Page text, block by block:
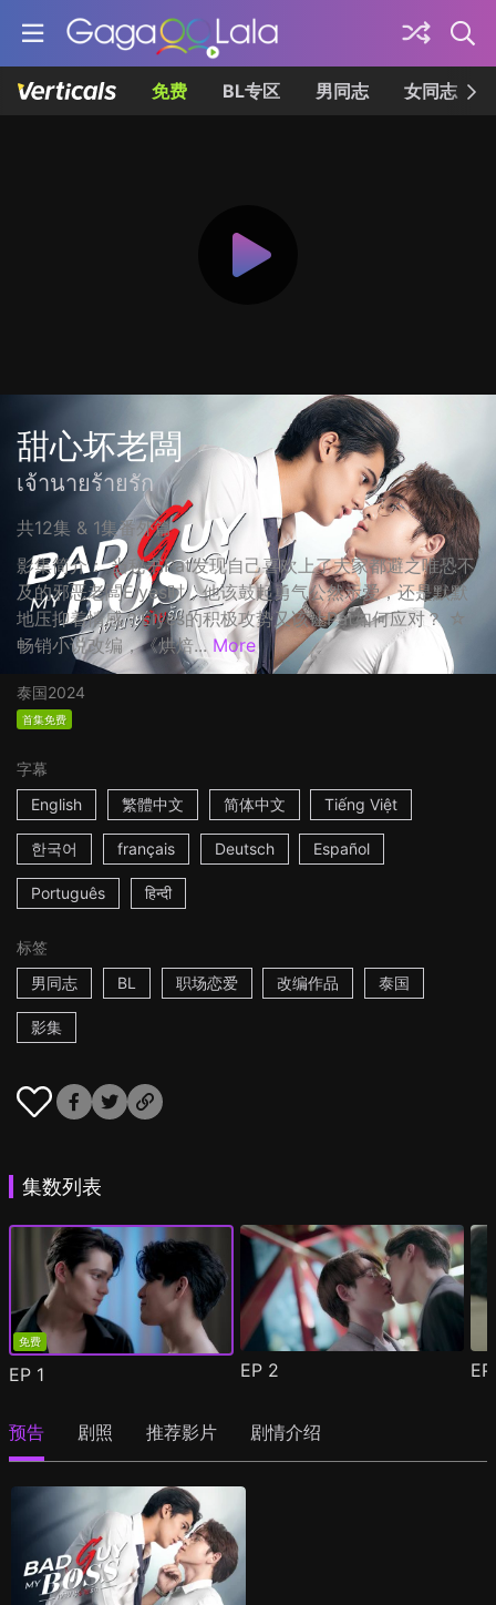
免费 BL专区 男同志 女同志
甜心坏老闆
เจ้านายร้ายรัก
共12集 & 1集番外篇
影集简介： 当秘书Pat发现自己喜欢上了大家都避之唯恐不
及的邪恶老闆Elyes时，他该鼓起勇气公然示爱，还是默默
地压抑着情感？Elyes的积极攻势又该让Pat如何应对？ ☆
畅销小说改编，《烘焙... More
泰国2024
首集免费
字幕
English
繁體中文 简体中文 Tiếng Việt
한국어 français Deutsch Español
Português हिन्दी
标签
男同志
BL 职场恋爱 改编作品 泰国
影集
集数列表
免费
EP 1 EP 2
预告 剧照 推荐影片 剧情介绍